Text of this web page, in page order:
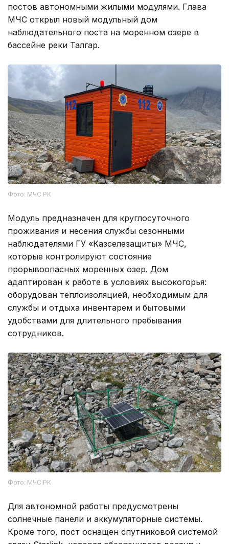
постов автономными жилыми модулями. Глава
МЧС открыл новый модульный дом
наблюдательного поста на моренном озере в
бассейне реки Талгар.
Фото: МЧС РК
Модуль предназначен для круглосуточного
проживания и несения службы сезонными
наблюдателями ГУ «Казселезащиты» МЧС,
которые контролируют состояние
прорывоопасных моренных озер. Дом
адаптирован к работе в условиях высокогорья:
оборудован теплоизоляцией, необходимым для
службы и отдыха инвентарем и бытовыми
удобствами для длительного пребывания
сотрудников.
Фото: МЧС РК
Для автономной работы предусмотрены
солнечные панели и аккумуляторные системы.
Кроме того, пост оснащен спутниковой системой